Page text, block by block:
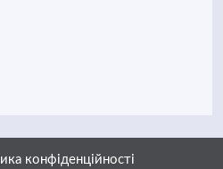
конфіденційності